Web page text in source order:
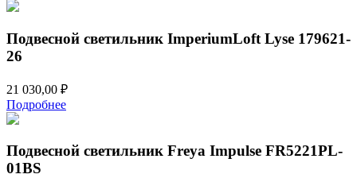
Подвесной светильник ImperiumLoft Lyse 179621-
26
21 030,00 ₽
Подробнее
Подвесной светильник Freya Impulse FR5221PL-
01BS